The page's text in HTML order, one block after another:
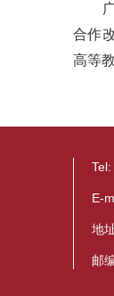
广州
合作
高等
E-
地
邮